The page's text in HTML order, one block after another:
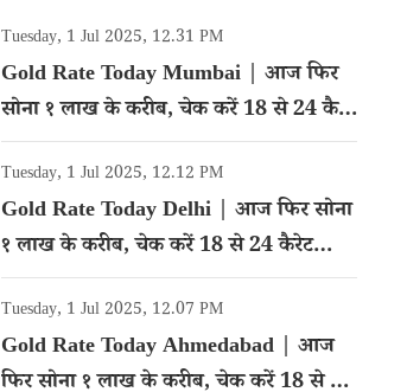
Tuesday, 1 Jul 2025, 12.31 PM
Gold Rate Today Mumbai | आज फिर
सोना १ लाख के करीब, चेक करें 18 से 24 कैरेट
गोल्ड का रेट
Tuesday, 1 Jul 2025, 12.12 PM
Gold Rate Today Delhi | आज फिर सोना
१ लाख के करीब, चेक करें 18 से 24 कैरेट
गोल्ड का रेट
Tuesday, 1 Jul 2025, 12.07 PM
Gold Rate Today Ahmedabad | आज
फिर सोना १ लाख के करीब, चेक करें 18 से 24